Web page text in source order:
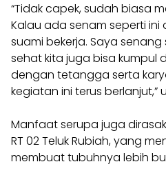
“Tidak capek, sudah biasa
Kalau ada senam seperti ini
suami bekerja. Saya
sehat kita juga bisa kumpul
dengan tetangga serta
kegiatan ini terus berlanjut,”
Manfaat serupa juga
RT 02 Teluk Rubiah, yang
membuat tubuhnya lebih